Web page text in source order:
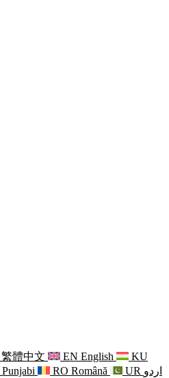
繁體中文 EN English
KU
Punjabi RO Română UR اردو